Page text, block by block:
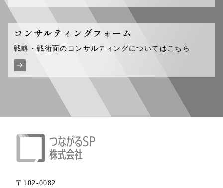
コンサルティングフォーム
戦略・戦術面のコンサルティングについてはこちら
〒102-0082